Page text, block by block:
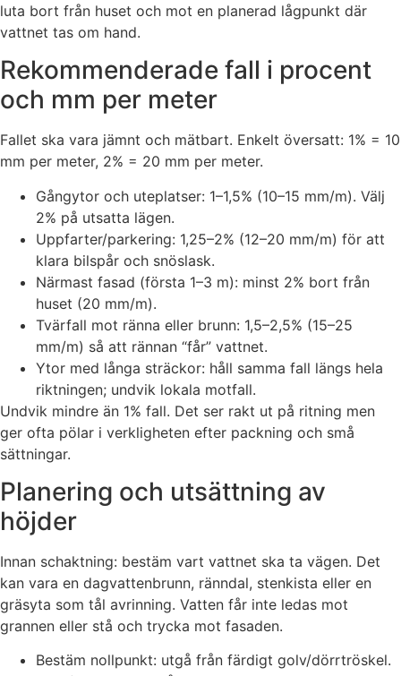
luta bort från huset och mot en planerad lågpunkt där
vattnet tas om hand.
Rekommenderade fall i procent
och mm per meter
Fallet ska vara jämnt och mätbart. Enkelt översatt: 1% = 10
mm per meter, 2% = 20 mm per meter.
Gångytor och uteplatser: 1–1,5% (10–15 mm/m). Välj
2% på utsatta lägen.
Uppfarter/parkering: 1,25–2% (12–20 mm/m) för att
klara bilspår och snöslask.
Närmast fasad (första 1–3 m): minst 2% bort från
huset (20 mm/m).
Tvärfall mot ränna eller brunn: 1,5–2,5% (15–25
mm/m) så att rännan “får” vattnet.
Ytor med långa sträckor: håll samma fall längs hela
riktningen; undvik lokala motfall.
Undvik mindre än 1% fall. Det ser rakt ut på ritning men
ger ofta pölar i verkligheten efter packning och små
sättningar.
Planering och utsättning av
höjder
Innan schaktning: bestäm vart vattnet ska ta vägen. Det
kan vara en dagvattenbrunn, ränndal, stenkista eller en
gräsyta som tål avrinning. Vatten får inte ledas mot
grannen eller stå och trycka mot fasaden.
Bestäm nollpunkt: utgå från färdigt golv/dörrtröskel.